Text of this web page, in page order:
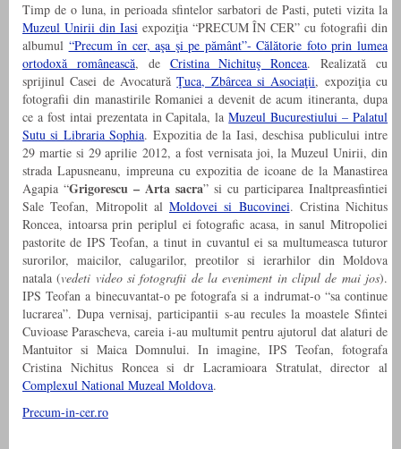
Timp de o luna, in perioada sfintelor sarbatori de Pasti, puteti vizita la
Muzeul Unirii din Iasiexpoziţia “PRECUM ÎN CER” cu fotografii din
albumul “Precum în cer, aşa şi pe pământ”- Călătorie foto prin lumea
ortodoxă românească, de Cristina Nichituş Roncea. Realizată cu
sprijinul Casei de AvocaturăŢuca, Zbârcea si Asociaţii, expoziţia cu
fotografii din manastirile Romaniei a devenit de acum itineranta, dupa
ce a fost intai prezentata in Capitala, laMuzeul Bucurestiului – Palatul
Sutu si Libraria Sophia. Expozitia de la Iasi, deschisa publicului intre
29 martie si 29 aprilie 2012, a fost vernisata joi, la Muzeul Unirii, din
strada Lapusneanu, impreuna cu expozitia de icoane de la Manastirea
Agapia “Grigorescu – Arta sacra” si cu participarea Inaltpreasfintiei
Sale Teofan, Mitropolit al Moldovei si Bucovinei. Cristina Nichitus
Roncea, intoarsa prin periplul ei fotografic acasa, in sanul Mitropoliei
pastorite de IPS Teofan, a tinut in cuvantul ei sa multumeasca tuturor
surorilor, maicilor, calugarilor, preotilor si ierarhilor din Moldova
natala (vedeti video si fotografii de la eveniment in clipul de mai jos).
IPS Teofan a binecuvantat-o pe fotografa si a indrumat-o “sa continue
lucrarea”. Dupa vernisaj, participantii s-au recules la moastele Sfintei
Cuvioase Parascheva, careia i-au multumit pentru ajutorul dat alaturi de
Mantuitor si Maica Domnului. In imagine, IPS Teofan, fotografa
Cristina Nichitus Roncea si dr Lacramioara Stratulat, director al
Complexul National Muzeal Moldova.
Precum-in-cer.ro